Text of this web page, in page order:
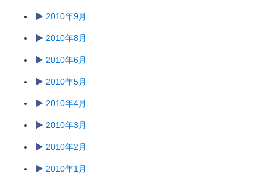
2010年9月
2010年8月
2010年6月
2010年5月
2010年4月
2010年3月
2010年2月
2010年1月